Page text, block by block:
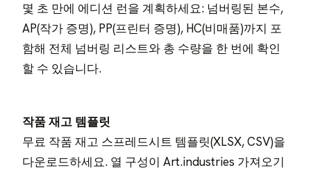
몇 초 만에 에디션 런을 계획하세요: 넘버링된 본수,
AP(작가 증명), PP(프린터 증명), HC(비매품)까지 포
함해 전체 넘버링 리스트와 총 수량을 한 번에 확인
할 수 있습니다.
작품 재고 템플릿
무료 작품 재고 스프레드시트 템플릿(XLSX, CSV)을
다운로드하세요. 열 구성이 Art.industries 가져오기